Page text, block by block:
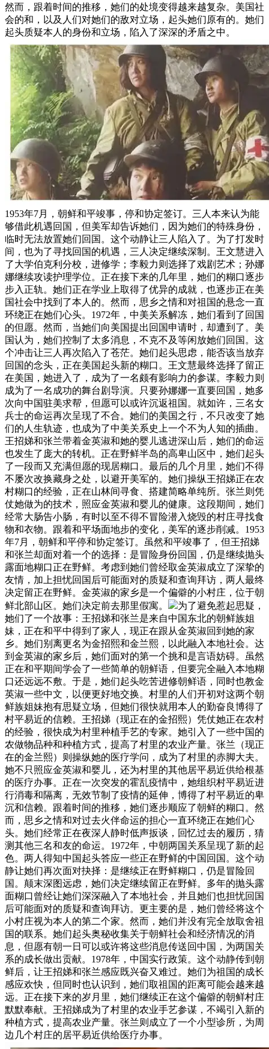
然而，跟着时间的推移，她们的处境变得越来越复杂。美国社
会的和，以及人们对她们的敌对立场，起头她们原有的。她们
起头质疑本人的身份和立场，陷入了深深的矛盾之中。
1953年7月，朝鲜和平竣事，停和协定签订。三人本来认为能
够借此机遇回国，但美军却告诉她们，因为她们的特殊身份，
临时无法放置她们回国。这个动静让三人陷入了。为了打发时
间，也为了寻找回国的机遇，三人决定继续深制。王文慧进入
了大学伯克利分校，进修学；李毅力则选择了戏剧艺术；孙娜
娜继续攻读护理学位。正在接下来的几年里，她们的糊口逐步
步入正轨。她们正在学业上取得了优异的成就，也逐步正在美
国社会中找到了本人的。然而，思乡之情和对祖国的悬念一直
环绕正在她们心头。1972年，中美关系解冻，她们看到了回国
的但愿。然而，当她们向美国提出回国申请时，却遭到了。美
国认为，她们控制了太多消息，不克不及等闲放她们回国。这
个冲击让三人再次陷入了苍茫。她们起头思虑，能否该当放弃
回国的念头，正在美国起头新的糊口。王文慧最终选择了留正
在美国，她进入了，成为了一名颇有影响力的参谋。李毅力则
成为了一名成功的舞台剧导演。只要孙娜娜一直要回国，她多
次向中国驻美求帮，但愿可以或许沉返祖国。就如许，三名女
兵士的命运再次呈现了不合。她们的美国之行，不只改变了她
们的人生轨迹，也成为了中美关系史上一个不为人知的插曲。
王招娣和张兰带着金英淑和她的婴儿逃进深山后，她们的命运
也发生了庞大的转机。正在野鲜半岛的高卑山区中，她们起头
了一段而又充满但愿的现居糊口。最后的几个月里，她们不得
不屡次改换藏身之处，以避开美军的。她们操纵王招娣正在农
村糊口的经验，正在山林间寻食、搭建简略单纯所。张兰则凭
仗她做为的技术，照应金英淑和婴儿的健康。这段期间，她们
经常大肠告小肠，有时以至不得不冒险潜入烧毁的村庄寻找食
物和衣物。跟着和平场面地步的变化，美军的逐步削减。1953
年7月，朝鲜和平停和协定签订。虽然和平竣事了，但王招娣
和张兰却面对着一个的选择：是冒险身份回国，仍是继续抛头
露面地糊口正在野鲜。考虑到她们曾经取金英淑成立了深挚的
友情，加上担忧回国后可能面对的质疑和查询拜访，两人最终
决定留正在野鲜。金英淑的家乡是一个偏僻的小村庄，位于朝
鲜北部山区。她们决定前去那里假寓。
为了避免惹起思疑，
她们了一个故事：王招娣和张兰是来自中国东北的朝鲜族姐
妹，正在和平中得到了家人，现正在跟从金英淑回到她的家
乡。她们别离更名为金招熙和金兰熙，以此融入本地社会。达
到金英淑的家乡后，她们面对的第一个挑和是言语妨碍。虽然
正在和平期间学会了一些简单的朝鲜语，但要完全融入本地糊
口还远远不敷。于是，她们起头吃苦进修朝鲜语，同时也教金
英淑一些中文，以便更好地交换。村里的人们开初对这两个朝
鲜族姐妹抱有思疑立场，但她们很快就用本人的勤奋良博得了
村平易近的信赖。王招娣（现正在的金招熙）凭仗她正在农村
的经验，很快成为村里种植手艺的专家。她引入了一些中国的
农做物品种和种植方式，提高了村里的农业产量。张兰（现正
在的金兰熙）则操纵她的医疗学问，成为了村里的赤脚大夫。
她不只照应金英淑和婴儿，还为村里的其他居平易近供给根基
的医疗办事。正在一次突发的霍乱疫情中，她组织村平易近进
行消毒和隔离，无效节制了疫情的延伸，博得了村平易近的卑
沉和信赖。跟着时间的推移，她们逐步顺应了朝鲜的糊口。然
而，思乡之情和对过去火伴命运的担心一直环绕正在她们心
头。她们经常正在夜深人静时低声扳谈，回忆过去的履历，猜
测其他三名和友的命运。1972年，中朝两国关系呈现了新的起
色。两人得知中国起头答应一些正在野鲜的中国回国。这个动
静让她们再次面对抉择：是继续正在野鲜糊口，仍是冒险回
国。颠末深图远虑，她们决定继续留正在野鲜。多年的抛头露
面糊口曾经让她们深深融入了本地社会，并且她们也担忧回国
后可能面对的质疑和查询拜访。更主要的是，她们曾经将这个
小村庄视为本人的第二个家。然而，她们并没有完全放取舍祖
国的联系。她们起头奥秘收集关于朝鲜社会和经济情况的消
息，但愿有朝一日可以或许将这些消息传送回中国，为两国关
系的成长做出贡献。1978年，中国实行政策。这个动静传到朝
鲜后，让王招娣和张兰感应既兴奋又难过。她们为祖国的成长
感应欢快，但同时也认识到，她们取祖国的距离可能会越来越
远。正在接下来的岁月里，她们继续正在这个偏僻的朝鲜村庄
默默奉献。王招娣成为了村里的农业手艺参谋，不竭引入新的
种植方式，提高农业产量。张兰则成立了一个小型诊所，为周
边几个村庄的居平易近供给医疗办事。